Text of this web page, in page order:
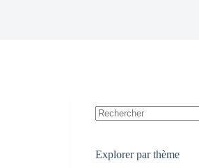
Explorer par thème